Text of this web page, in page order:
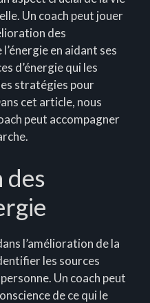
Un coach peut jouer
des
en aidant ses
d’énergie qui les
stratégies pour
cet article, nous
peut accompagner
des
l’amélioration de la
les sources
Un coach peut
de ce qui le